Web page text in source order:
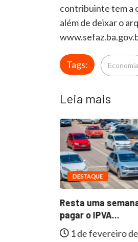
contribuinte tem a
além de deixar o
Tags: Economia
Leia mais
DESTAQUE
Resta uma
pagar o IPVA...
1 de fevereiro